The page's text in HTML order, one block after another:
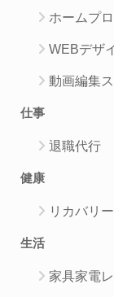
ホームプ
WEBデザ
動画編集
仕事
退職代行
健康
リカバリ
生活
家具家電